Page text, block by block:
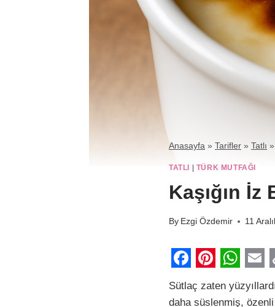
Anasayfa » Tarifler » Tatlı »
TATLI | TÜRK MUTFAĞI
Kaşığın İz
By Ezgi Özdemir 11
F
a
i
W
h
E
m
C
Sütlaç zaten
daha süslenmiş,